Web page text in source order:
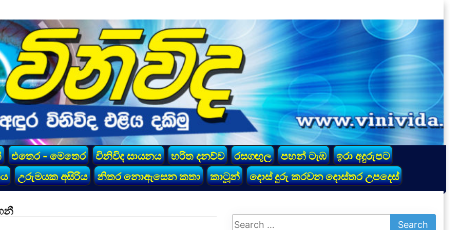
එතෙර - මෙතෙර විනිවිද සායනය හරිත දනව්ව රසගඟුල පහන් ටැඹ
ඉරා අදුරුපට
උරුමයක අසිරිය නිතර නොඇසෙන කතා කාටූන් දොස් දුරු කරවන දොස්තර උපදෙස්